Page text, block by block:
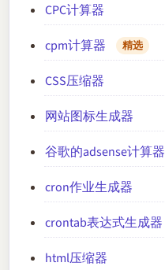
CPC计算器
cpm计算器 精选
CSS压缩器
网站图标生成器
谷歌的adsense计算器
cron作业生成器
crontab表达式生成器
html压缩器